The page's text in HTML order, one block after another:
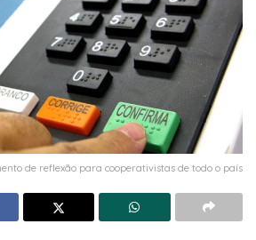
de reflexão para cooperativistas de todo o país